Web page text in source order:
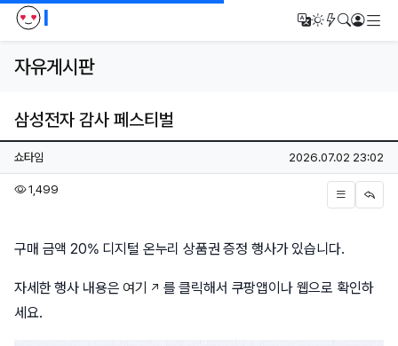
I 번역다크모드
새글/새댓글
검색로그인
자유게시판
삼성전자 감사 페스티벌
페이지 정보
작성자
쇼타임 작성일
2026.07.02 23:02
1,499
구매 금액 20% 디지털 온누리 상품권 증정 행사가 있습니다.
자세한 행사 내용은여기
를 클릭해서 쿠팡앱이나 웹으로 확인하
세요.